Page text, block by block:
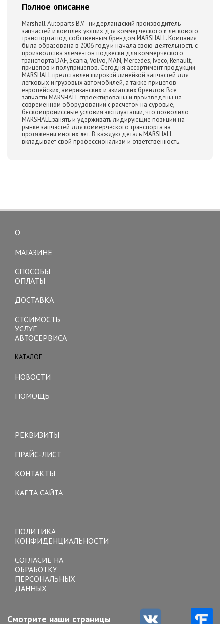
Полное описание
Marshall Autoparts B.V. - нидерландский производитель
запчастей и комплектующих для коммерческого и легкового
транспорта под собственным брендом MARSHALL. Компания
была образована в 2006 году и начала свою деятельность с
производства элементов подвески для коммерческого
транспорта DAF, Scania, Volvo, MAN, Mercedes, Iveco, Renault,
прицепов и полуприцепов. Сегодня ассортимент продукции
MARSHALL представлен широкой линейкой запчастей для
легковых и грузовых автомобилей, а также прицепов
европейских, американских и азиатских брендов. Все
запчасти MARSHALL спроектированы и произведены на
современном оборудовании с расчётом на суровые,
бескомпромиссные условия эксплуатации, что позволило
MARSHALL занять и удерживать лидирующие позиции на
рынке запчастей для коммерческого транспорта на
протяжении многих лет. В каждую деталь MARSHALL
вкладывает свой профессионализм и ответственность.
О
МАГАЗИНЕ
СПОСОБЫ
ОПЛАТЫ
ДОСТАВКА
СТОИМОСТЬ
УСЛУГ
АВТОСЕРВИСА
КАТАЛОГ
НОВОСТИ
ПОМОЩЬ
РЕКВИЗИТЫ
ПРАЙС-ЛИСТ
КОНТАКТЫ
КАРТА САЙТА
ПОЛИТИКА
КОНФИДЕНЦИАЛЬНОСТИ
СОГЛАСИЕ НА
ОБРАБОТКУ
ПЕРСОНАЛЬНЫХ
ДАННЫХ
Смотрите наши страницы